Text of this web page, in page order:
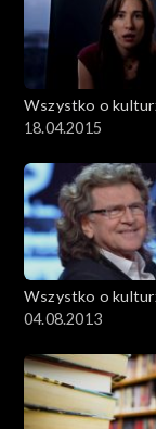
Wszystko o
18.04.2015
Wszystko o
04.08.2013